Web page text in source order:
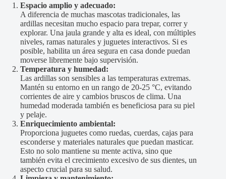
Espacio amplio y adecuado:
A diferencia de muchas mascotas tradicionales, las
ardillas necesitan mucho espacio para trepar, correr y
explorar. Una jaula grande y alta es ideal, con múltiples
niveles, ramas naturales y juguetes interactivos. Si es
posible, habilita un área segura en casa donde puedan
moverse libremente bajo supervisión.
Temperatura y humedad:
Las ardillas son sensibles a las temperaturas extremas.
Mantén su entorno en un rango de 20-25 °C, evitando
corrientes de aire y cambios bruscos de clima. Una
humedad moderada también es beneficiosa para su piel
y pelaje.
Enriquecimiento ambiental:
Proporciona juguetes como ruedas, cuerdas, cajas para
esconderse y materiales naturales que puedan masticar.
Esto no solo mantiene su mente activa, sino que
también evita el crecimiento excesivo de sus dientes, un
aspecto crucial para su salud.